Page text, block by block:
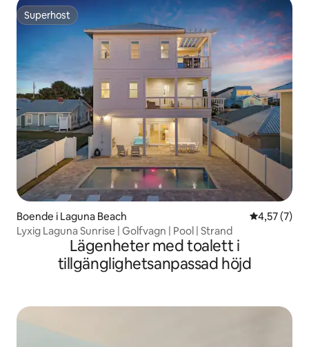
Superhost
Superhost
Boende i Laguna Beach 4,57 av 5 i
4,57 (7)
Lyxig Laguna Sunrise | Golfvagn | Pool | Strand
Lägenheter med toalett i
tillgänglighetsanpassad höjd